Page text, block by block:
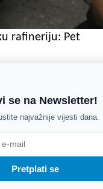
rafineriju: Pet
se na Newsletter!
najvažnije vijesti dana.
Pretplati se